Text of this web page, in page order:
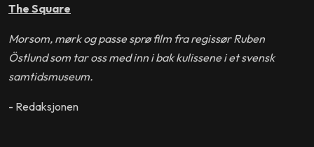
The Square
Morsom, mørk og passe sprø film fra regissør Ruben
Östlund som tar oss med inn i bak kulissene i et svensk
samtidsmuseum.
- Redaksjonen